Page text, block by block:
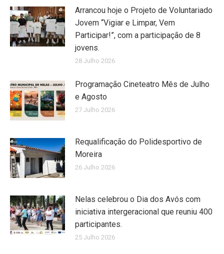
Arrancou hoje o Projeto de Voluntariado
Jovem “Vigiar e Limpar, Vem
Participar!”, com a participação de 8
jovens.
28 Julho 2026
Programação Cineteatro Mês de Julho
e Agosto
27 Julho 2026
Requalificação do Polidesportivo de
Moreira
26 Julho 2026
Nelas celebrou o Dia dos Avós com
iniciativa intergeracional que reuniu 400
participantes.
25 Julho 2026